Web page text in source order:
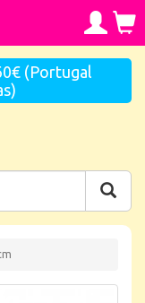
(Portugal